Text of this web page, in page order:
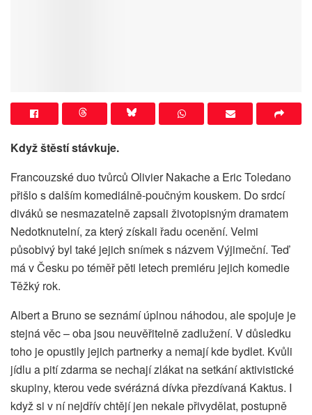
Když štěstí stávkuje.
Francouzské duo tvůrců Olivier Nakache a Eric Toledano
přišlo s dalším komediálně-poučným kouskem. Do srdcí
diváků se nesmazatelně zapsali životopisným dramatem
Nedotknutelní, za který získali řadu ocenění. Velmi
působivý byl také jejich snímek s názvem Výjimeční. Teď
má v Česku po téměř pěti letech premiéru jejich komedie
Těžký rok.
Albert a Bruno se seznámí úplnou náhodou, ale spojuje je
stejná věc – oba jsou neuvěřitelně zadlužení. V důsledku
toho je opustily jejich partnerky a nemají kde bydlet. Kvůli
jídlu a pití zdarma se nechají zlákat na setkání aktivistické
skupiny, kterou vede svérázná dívka přezdívaná Kaktus. I
když si v ní nejdřív chtějí jen nekale přivydělat, postupně